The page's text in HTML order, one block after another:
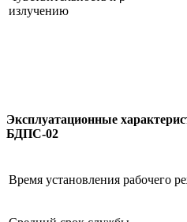
излучению
Эксплуатационные
БДПС-02
Время установления рабочего